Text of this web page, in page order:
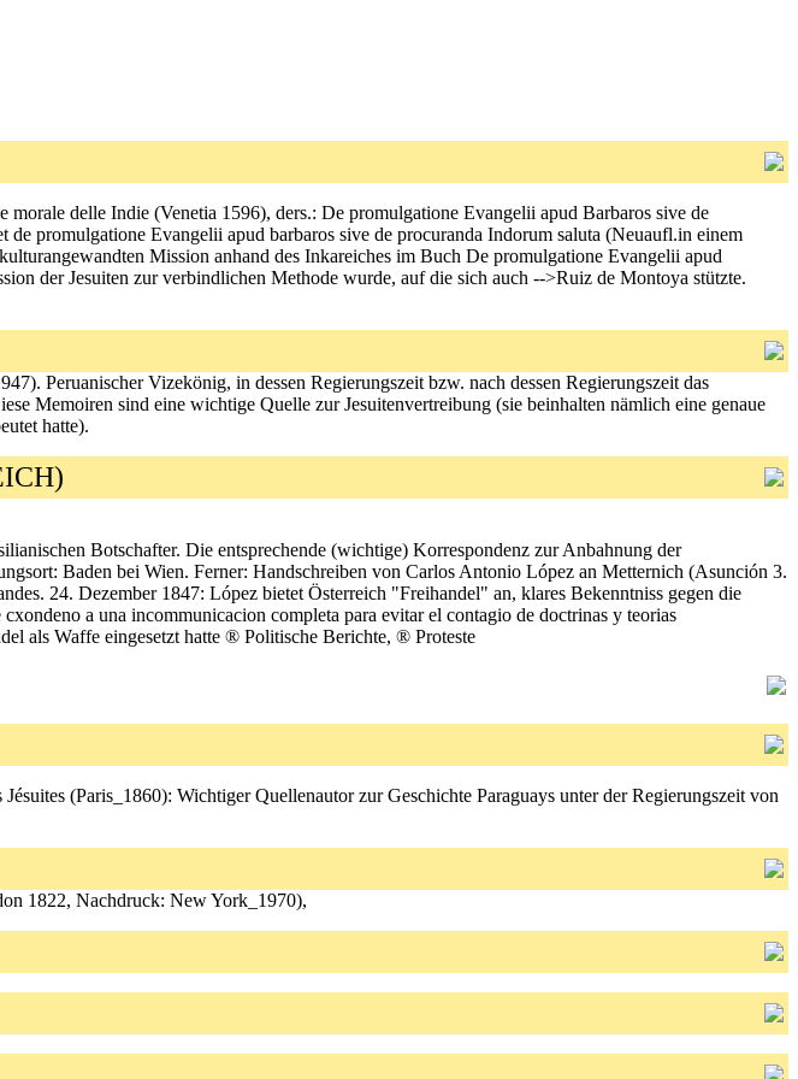
delle Indie (Venetia 1596), ders.: De promulgatione Evangelii apud Barbaros sive de
promulgatione Evangelii apud barbaros sive de procuranda Indorum saluta (Neuaufl.in einem
Mission anhand des Inkareiches im Buch De promulgatione Evangelii apud
der Jesuiten zur verbindlichen Methode wurde, auf die sich auch -->Ruiz de Montoya stützte.
Peruanischer Vizekönig, in dessen Regierungszeit bzw. nach dessen Regierungszeit das
Memoiren sind eine wichtige Quelle zur Jesuitenvertreibung (sie beinhalten nämlich eine genaue
hatte).
Botschafter. Die entsprechende (wichtige) Korrespondenz zur Anbahnung der
Baden bei Wien. Ferner: Handschreiben von Carlos Antonio López an Metternich (Asunción 3.
24. Dezember 1847: López bietet Österreich "Freihandel" an, klares Bekenntniss gegen die
a una incommunicacion completa para evitar el contagio de doctrinas y teorias
als Waffe eingesetzt hatte ® Politische Berichte, ® Proteste
(Paris_1860): Wichtiger Quellenautor zur Geschichte Paraguays unter der Regierungszeit von
1822, Nachdruck: New York_1970),